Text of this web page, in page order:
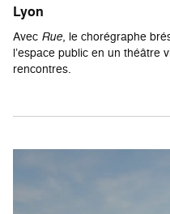
Lyon
Avec Rue , le chorégraphe
l’espace public en un théâtre
rencontres.